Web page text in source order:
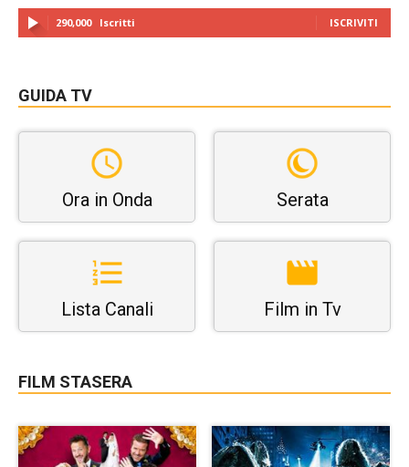
290,000 Iscritti ISCRIVITI
GUIDA TV
Ora in Onda Serata
Lista Canali Film in Tv
FILM STASERA